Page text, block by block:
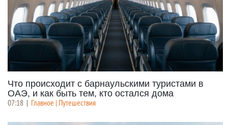
Что происходит с барнаульскими туристами в
ОАЭ, и как быть тем, кто остался дома
07:18 | Главное | Путешествия